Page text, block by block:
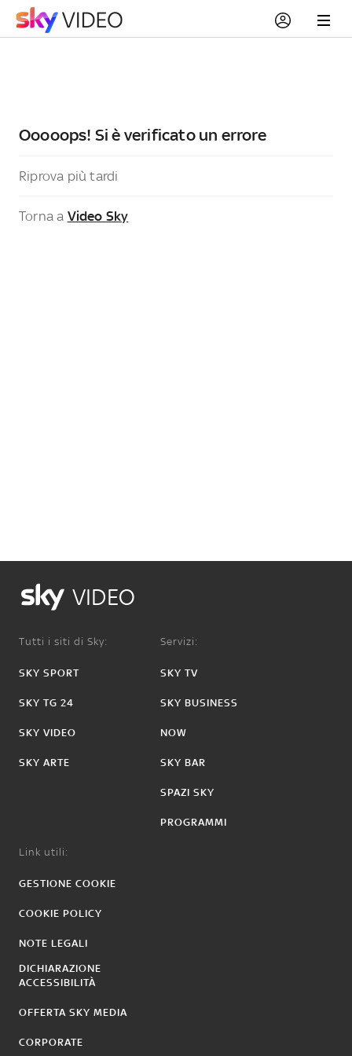
Ooooops! Si è verificato un errore
Riprova più tardi
Torna a Video Sky
VIDEO
Tutti i siti di Sky:
SKY SPORT
SKY TG 24
SKY VIDEO
SKY ARTE
Servizi:
SKY TV
SKY BUSINESS
NOW
SKY BAR
SPAZI SKY
PROGRAMMI
Link utili:
GESTIONE COOKIE
COOKIE POLICY
NOTE LEGALI
DICHIARAZIONE
ACCESSIBILITÀ
OFFERTA SKY MEDIA
CORPORATE